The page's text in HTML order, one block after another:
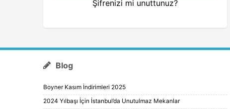
Şifrenizi mi unuttunuz?
Blog
Boyner Kasım İndirimleri 2025
2024 Yılbaşı İçin İstanbul’da Unutulmaz Mekanlar